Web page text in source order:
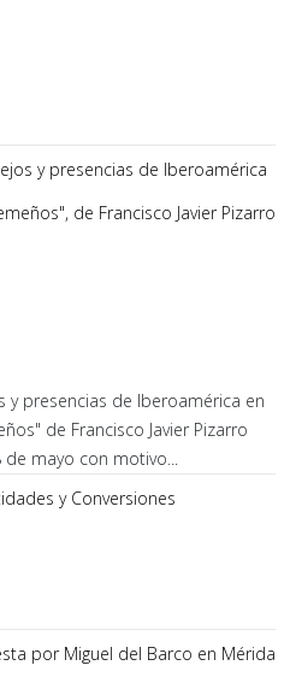
y presencias de Iberoamérica
de Francisco Javier Pizarro
y presencias de Iberoamérica en
de Francisco Javier Pizarro
mayo con motivo...
y Conversiones
por Miguel del Barco en Mérida